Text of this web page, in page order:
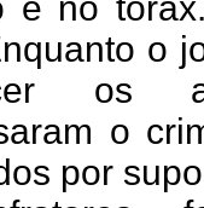
o
os
o
por